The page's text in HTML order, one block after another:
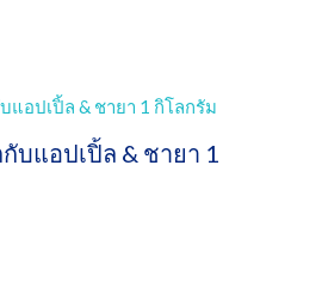
บแอปเปิ้ล & ชายา 1